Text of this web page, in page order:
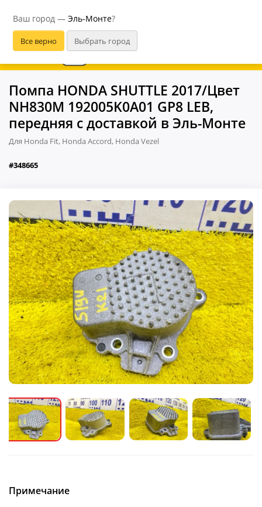
Ваш город — Эль-Монте?
В приложении удобнее
Помпа HONDA SHUTTLE 2017/Цвет
NH830M 192005K0A01 GP8 LEB,
передняя с доставкой в Эль-Монте
Для Honda Fit, Honda Accord, Honda Vezel
#348665
Примечание